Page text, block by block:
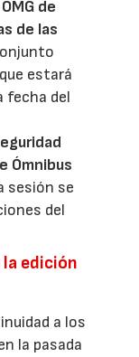
de
de las
estará
fecha del
Ómnibus
sesión se
del
edición
a los
la pasada